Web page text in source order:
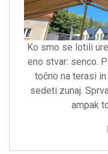
Ko smo se lotili
eno stvar: senco.
točno na terasi
sedeti zunaj.
ampak